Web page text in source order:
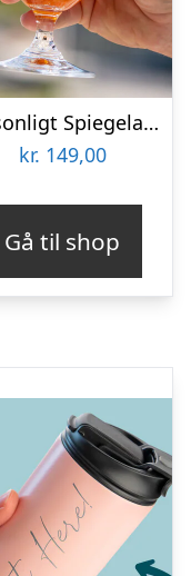
Personligt Spiegelau Ølglas med Gravering – Bogstav & Navn
kr. 149,00
Gå til shop